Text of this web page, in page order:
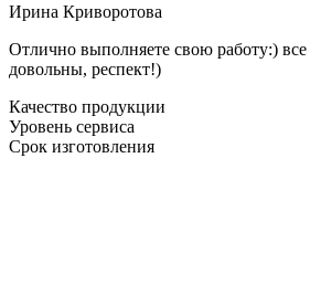
Ирина Криворотова
Отлично выполняете свою работу:) все
довольны, респект!)
Качество продукции
Уровень сервиса
Срок изготовления